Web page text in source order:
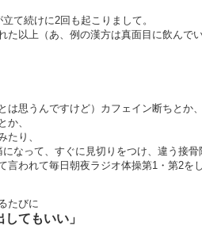
て続けに2回も起こりまして。
以上（あ、例の漢方は真面目に飲んでい
は思うんですけど）カフェイン断ちとか、
か、
たり、
なって、すぐに見切りをつけ、違う接骨
われて毎日朝夜ラジオ体操第1・第2を
たびに
てもいい」